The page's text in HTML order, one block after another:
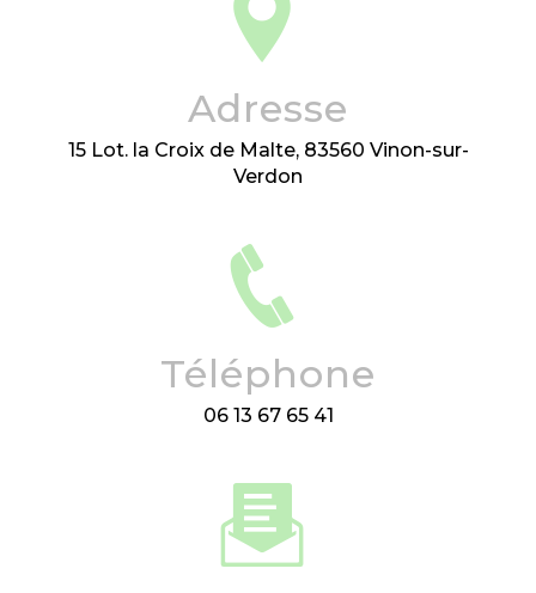
Adresse
15 Lot. la Croix de Malte, 83560 Vinon-sur-
Verdon
Téléphone
06 13 67 65 41